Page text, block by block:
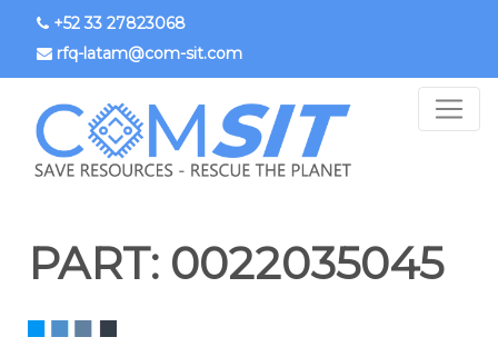
Skip
main
content
+52 33 27823068
rfq-latam@com-sit.com
PART: 0022035045